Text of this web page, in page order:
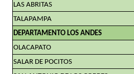
LAS ABRITAS
TALAPAMPA
DEPARTAMENTO LOS ANDES
OLACAPATO
SALAR DE POCITOS